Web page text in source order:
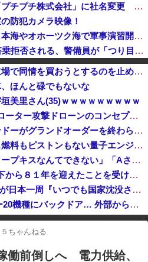
「プチプチ」の川上産業、「プチプチ株式会社」に社名変更 創業58年で [8/7]
防犯カメラ映像！
ロシア海軍の太平洋艦隊、日本海やオホーツク海で軍事演習開始…ウクライナ支援続ける日本を威嚇か！
中国人22人がタイの空港で搭乗拒否される、警備員が「つり目」ジェスチャー―香港メディア [8/6]
「人に恨みを買うようなことをしている自覚はあるんだな」と高市首相を嘲笑った左派、平和記念式典での演説にケチを付けるも……
日数は3日間 総額11兆7349億円
面に衝突か…ファルコン9の上段！
中国「日本は原爆被害者の立場で同情を買おうとするのを止めろ」
ほんと碌でもないな
美里さん(35)ｗｗｗｗｗｗｗｗｗ
Anduril社が自律型ティルトローター攻撃ドローンのコンセプトで衝撃を与える！
【あんこ】ディエゴ・ブランドーがグランドオーダーを終わらせるようです【FGO二部】 第１６６話
世界初の超伝導量子熱機関…燃料もピストンもない量子エンジンが回った！
「バス運転手がいるのにディープキスなんてできない」「Aさんの供述には矛盾点」元ジャンポケ斉藤慎二側が主張した「同意があった」理由
（ ´_ゝ`）中国、広島原爆投下から８１年を迎えたことを受け「日本は原爆被害者の立場で同情を買おうとするのを止めろ」
【速報】 中露の武装軍艦4隻が日本一周『いつでも国家沈没させられるぞ』
中国企業Zbtlink製のルーター20機種にバックドア… 外部から完全制御のおそれ
中国「台風接近！」台風13号「三峡直撃予測」中国「上流大洪水！（三峡上流」中国都市「8/5の映像（動画」三峡ダム「緊急放流（決壊危機」中国「下流大水害（震え声」→
ったり、サイト全体のレイアウトが崩れ
ちゃんねる
働前倒しへ 電力供給、